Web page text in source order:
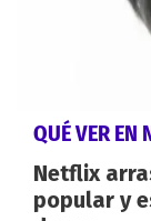
QUÉ VER EN
Netflix
popular y